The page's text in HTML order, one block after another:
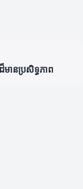
ានប្រសិទ្ធភាព